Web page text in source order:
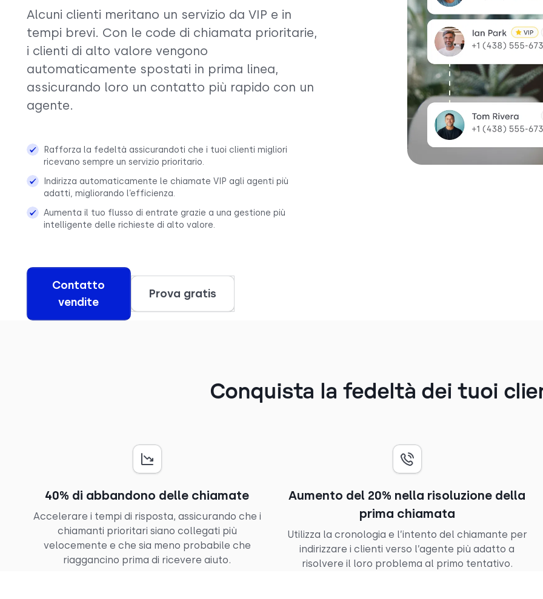
Alcuni clienti meritano un servizio da VIP e in
tempi brevi. Con le code di chiamata prioritarie,
i clienti di alto valore vengono
automaticamente spostati in prima linea,
assicurando loro un contatto più rapido con un
agente.
Rafforza la fedeltà assicurandoti che i tuoi clienti migliori
ricevano sempre un servizio prioritario.
Indirizza automaticamente le chiamate VIP agli agenti più
adatti, migliorando l’efficienza.
Aumenta il tuo flusso di entrate grazie a una gestione più
intelligente delle richieste di alto valore.
Contatto
vendite
Prova gratis
Conquista la fedeltà dei tuoi
40% di abbandono delle chiamate
Accelerare i tempi di risposta, assicurando che i
chiamanti prioritari siano collegati più
velocemente e che sia meno probabile che
riaggancino prima di ricevere aiuto.
Aumento del 20% nella risoluzione della
prima chiamata
Utilizza la cronologia e l’intento del chiamante per
indirizzare i clienti verso l’agente più adatto a
risolvere il loro problema al primo tentativo.